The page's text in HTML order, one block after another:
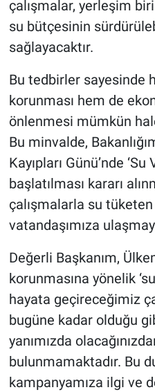
çalışmalar, yerleşim
su bütçesinin
sağlayacaktır.
Bu tedbirler sayesinde
korunması hem de
önlenmesi mümkün
Bu minvalde,
Kayıpları Günü’nde
başlatılması kararı
çalışmalarla su
vatandaşımıza
Değerli Başkanım,
korunmasına yönelik
hayata geçireceğimiz
bugüne kadar olduğu
yanımızda
bulunmamaktadır. Bu
kampanyamıza ilgi ve